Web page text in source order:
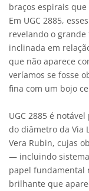
braços espirais
Em UGC 2885,
revelando o grande
inclinada em
que não aparece
veríamos se fosse
fina com um bojo
UGC 2885 é
do diâmetro da Via
Vera Rubin, cujas
— incluindo
papel fundamental
brilhante que